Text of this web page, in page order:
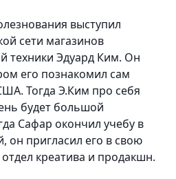
выступил
сети магазинов
техники Эдуард Ким. Он
его познакомил сам
Тогда Э.Ким про себя
будет большой
Сафар окончил учебу в
он пригласил его в свою
креатива и продакшн.